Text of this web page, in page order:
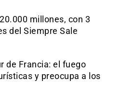
millones, con 3
del Siempre Sale
de Francia: el fuego
y preocupa a los